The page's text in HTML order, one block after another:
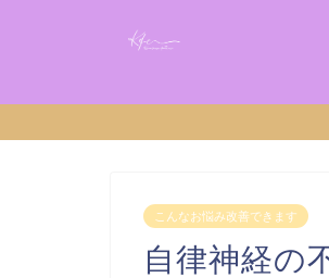
こんなお悩み改善できます
自律神経の